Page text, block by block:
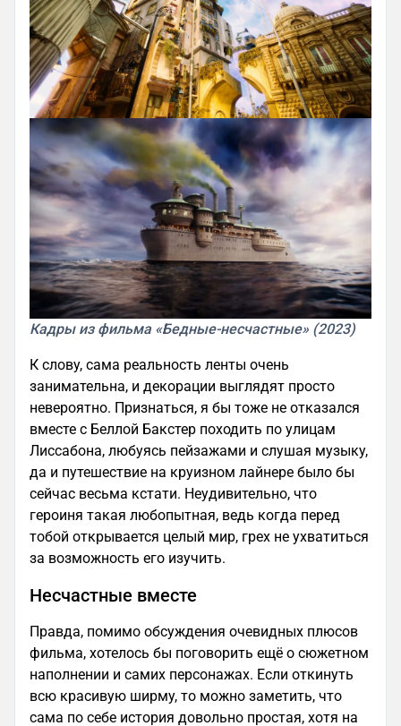
Кадры из фильма «Бедные-несчастные» (2023)
К слову, сама реальность ленты очень
занимательна, и декорации выглядят просто
невероятно. Признаться, я бы тоже не отказался
вместе с Беллой Бакстер походить по улицам
Лиссабона, любуясь пейзажами и слушая музыку,
да и путешествие на круизном лайнере было бы
сейчас весьма кстати. Неудивительно, что
героиня такая любопытная, ведь когда перед
тобой открывается целый мир, грех не ухватиться
за возможность его изучить.
Несчастные вместе
Правда, помимо обсуждения очевидных плюсов
фильма, хотелось бы поговорить ещё о сюжетном
наполнении и самих персонажах. Если откинуть
всю красивую ширму, то можно заметить, что
сама по себе история довольно простая, хотя на